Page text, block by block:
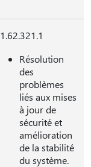
1.62.321.1
Résolution
des
problèmes
liés aux mises
à jour de
sécurité et
amélioration
de la stabilité
du système.